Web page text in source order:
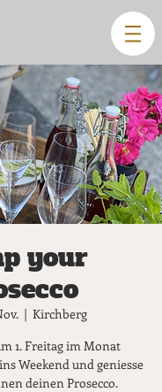
your
  |
Kirchberg
1. Freitag im Monat
Weekend und geniesse
deinen Prosecco.